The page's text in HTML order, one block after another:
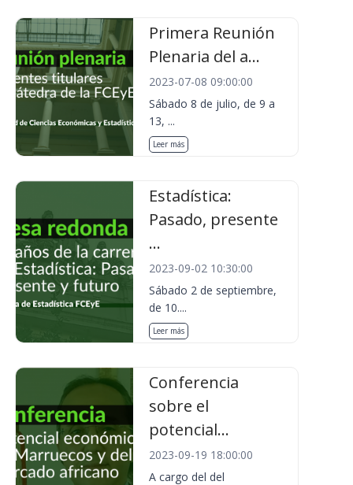
Primera Reunión
Plenaria del a...
2023-07-08 09:00:00
Sábado 8 de julio, de 9 a
13, ...
Leer más
Estadística:
Pasado, presente
...
2023-09-02 10:30:00
Sábado 2 de septiembre,
de 10....
Leer más
Conferencia
sobre el
potencial...
2023-09-19 18:00:00
A cargo del del